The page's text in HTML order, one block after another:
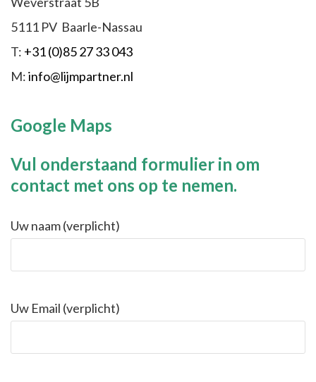
5111 PV Baarle-Nassau
T: +31 (0)85 27 33 043
M:info@lijmpartner.nl
Google Maps
Vul onderstaand formulier in om
contact met ons op te nemen.
Uw naam (verplicht)
Uw Email (verplicht)